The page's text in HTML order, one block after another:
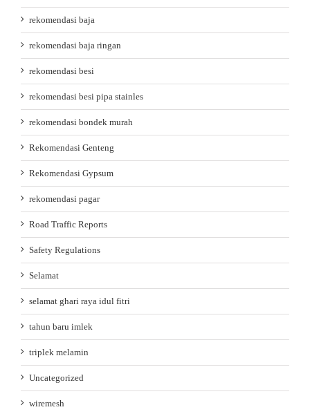
rekomendasi baja
rekomendasi baja ringan
rekomendasi besi
rekomendasi besi pipa stainles
rekomendasi bondek murah
Rekomendasi Genteng
Rekomendasi Gypsum
rekomendasi pagar
Road Traffic Reports
Safety Regulations
Selamat
selamat ghari raya idul fitri
tahun baru imlek
triplek melamin
Uncategorized
wiremesh